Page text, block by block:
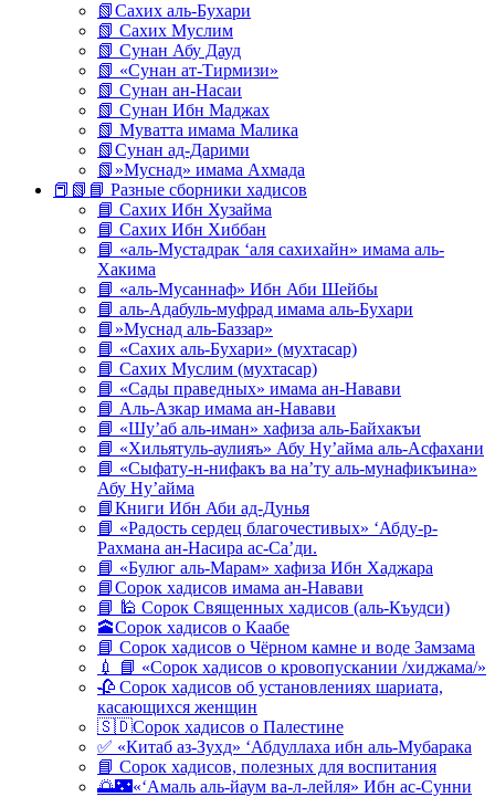
📗Сахих аль-Бухари
📗 Сахих Муслим
📗 Сунан Абу Дауд
📗 «Сунан ат-Тирмизи»
📗 Сунан ан-Насаи
📗 Сунан Ибн Маджах
📗 Муватта имама Малика
📗Сунан ад-Дарими
📗»Муснад» имама Ахмада
📕📗📘 Разные сборники хадисов
📘 Сахих Ибн Хузайма
📘 Сахих Ибн Хиббан
📘 «аль-Мустадрак ‘аля сахихайн» имама аль-
Хакима
📘 «аль-Мусаннаф» Ибн Аби Шейбы
📘 аль-Адабуль-муфрад имама аль-Бухари
📘»Муснад аль-Баззар»
📘 «Сахих аль-Бухари» (мухтасар)
📘 Сахих Муслим (мухтасар)
📘 «Сады праведных» имама ан-Навави
📘 Аль-Азкар имама ан-Навави
📘 «Шу’аб аль-иман» хафиза аль-Байхакъи
📘 «Хильятуль-аулияъ» Абу Ну’айма аль-Асфахани
📘 «Сыфату-н-нифакъ ва на’ту аль-мунафикъина»
Абу Ну’айма
📘Книги Ибн Аби ад-Дунья
📘 «Радость сердец благочестивых» ‘Абду-р-
Рахмана ан-Насира ас-Са’ди.
📘 «Булюг аль-Марам» хафиза Ибн Хаджара
📘Сорок хадисов имама ан-Навави
📘 🕌 Сорок Священных хадисов (аль-Къудси)
🕋Сорок хадисов о Каабе
📘 Сорок хадисов о Чёрном камне и воде Замзама
💉 📘 «Сорок хадисов о кровопускании /хиджама/»
🥀 Сорок хадисов об установлениях шариата,
касающихся женщин
🇸🇩Сорок хадисов о Палестине
✅ «Китаб аз-Зухд» ‘Абдуллаха ибн аль-Мубарака
📘 Сорок хадисов, полезных для воспитания
🌅🌃«‘Амаль аль-йаум ва-л-лейля» Ибн ас-Сунни